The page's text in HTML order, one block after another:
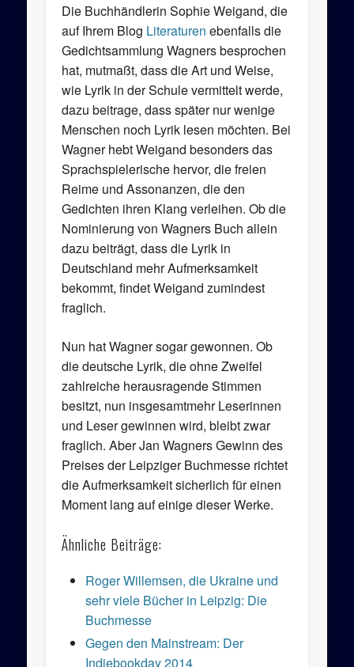
Die Buchhändlerin Sophie Weigand, die
auf Ihrem Blog Literaturenebenfalls die
Gedichtsammlung Wagners besprochen
hat, mutmaßt, dass die Art und Weise,
wie Lyrik in der Schule vermittelt werde,
dazu beitrage, dass später nur wenige
Menschen noch Lyrik lesen möchten. Bei
Wagner hebt Weigand besonders das
Sprachspielerische hervor, die freien
Reime und Assonanzen, die den
Gedichten ihren Klang verleihen. Ob die
Nominierung von Wagners Buch allein
dazu beiträgt, dass die Lyrik in
Deutschland mehr Aufmerksamkeit
bekommt, findet Weigand zumindest
fraglich.
Nun hat Wagner sogar gewonnen. Ob
die deutsche Lyrik, die ohne Zweifel
zahlreiche herausragende Stimmen
besitzt, nun insgesamtmehr Leserinnen
und Leser gewinnen wird, bleibt zwar
fraglich. Aber Jan Wagners Gewinn des
Preises der Leipziger Buchmesse richtet
die Aufmerksamkeit sicherlich für einen
Moment lang auf einige dieser Werke.
Ähnliche Beiträge:
Roger Willemsen, die Ukraine und
sehr viele Bücher in Leipzig: Die
Buchmesse
Gegen den Mainstream: Der
Indiebookday 2014